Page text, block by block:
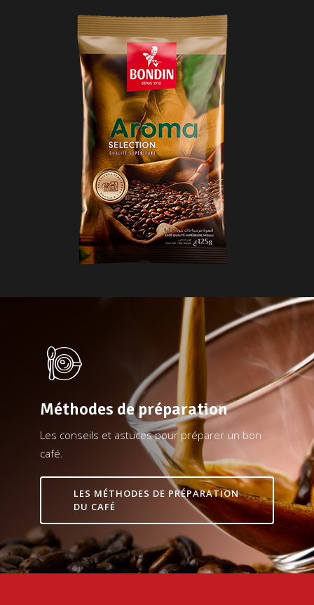
Méthodes de préparation
Les conseils et astuces pour préparer un bon
café.
LES MÉTHODES DE PRÉPARATION
DU CAFÉ